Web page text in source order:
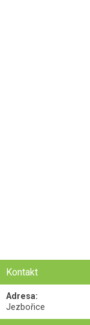
Kontakt
Adresa:
Jezbořice